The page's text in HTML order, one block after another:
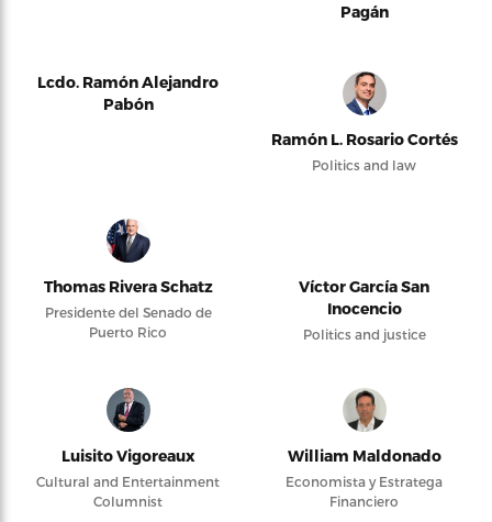
Pagán
Lcdo. Ramón Alejandro
Pabón
Ramón L. Rosario Cortés
Politics and law
Thomas Rivera Schatz
Presidente del Senado de
Puerto Rico
Víctor García San
Inocencio
Politics and justice
Luisito Vigoreaux
Cultural and Entertainment
Columnist
William Maldonado
Economista y Estratega
Financiero